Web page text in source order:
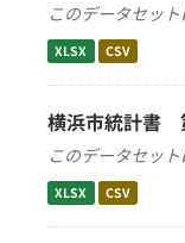
このデータセッ
XLSX CSV
横浜市統計書
このデータセッ
XLSX CSV